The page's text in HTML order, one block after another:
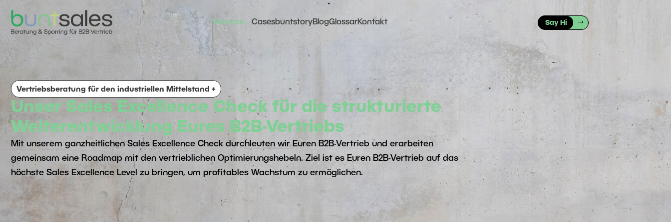
Services3
Check
Go-To-Market Strategie
Kundensegmentstrategien
Vertriebsprozesse
Vertriebsorganisation
Vertriebssteuerung
Change-
Management
CSO-
Sparring
CasesbuntstoryBlogGlossarKontakt Say Hi
Vertriebsberatung für den industriellen Mittelstand +
Unser Sales Excellence Check für die strukturierte
Weiterentwicklung Eures B2B-Vertriebs
Mit unserem ganzheitlichen Sales Excellence Check durchleuten wir Euren B2B-Vertrieb und erarbeiten
gemeinsam eine Roadmap mit den vertrieblichen Optimierungshebeln. Ziel ist es Euren B2B-Vertrieb auf das
höchste Sales Excellence Level zu bringen, um profitables Wachstum zu ermöglichen.